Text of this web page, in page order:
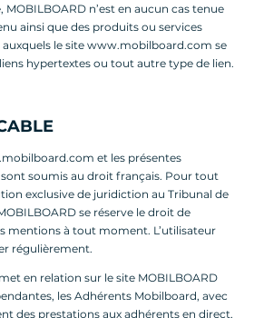
MOBILBOARD n’est en aucun cas tenue
ainsi que des produits ou services
auxquels le site www.mobilboard.com se
hypertextes ou tout autre type de lien.
et les présentes
soumis au droit français. Pour tout
exclusive de juridiction au Tribunal de
se réserve le droit de
mentions à tout moment. L’utilisateur
régulièrement.
en relation sur le site MOBILBOARD
les Adhérents Mobilboard, avec
des prestations aux adhérents en direct,